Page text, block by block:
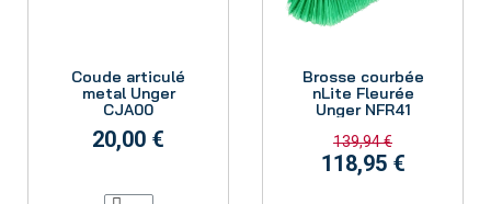
Coude articulé
metal Unger
CJA00
20,00 €
Brosse courbée
nLite Fleurée
Unger NFR41
139,94 €
118,95 €